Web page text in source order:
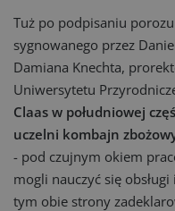
Tuż po podpisaniu
sygnowanego przez
Damiana Knechta,
Uniwersytetu
Claas w południowej
uczelni kombajn
- pod czujnym okiem
mogli nauczyć się
tym obie strony